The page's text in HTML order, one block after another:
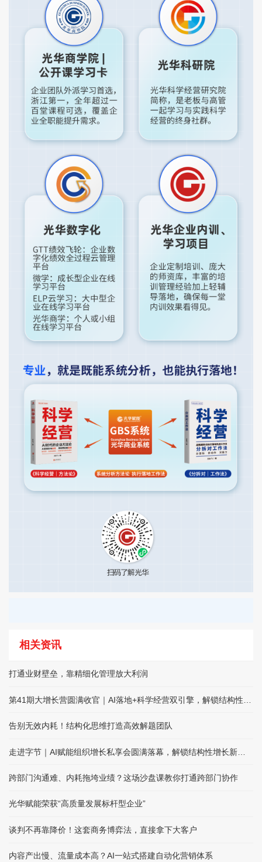
相关资讯
打通业财壁垒，靠精细化管理放大利润
告别无效内耗！结构化思维打造高效解题团队
跨部门沟通难、内耗拖垮业绩？这场沙盘课教你打通跨部门协作
光华赋能荣获“高质量发展标杆型企业”
谈判不再靠降价！这套商务博弈法，直接拿下大客户
内容产出慢、流量成本高？AI一站式搭建自动化营销体系